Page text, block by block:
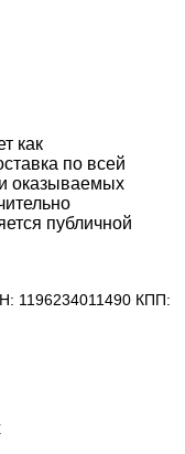
как
по всей
оказываемых
публичной
1196234011490 КПП: